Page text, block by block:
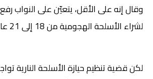
وقال إنه على الأقل، يتعيّن على النواب
لشراء الأسلحة الهجومية من 18 إلى 21 عاما.
لكن قضية تنظيم حيازة الأسلحة النارية